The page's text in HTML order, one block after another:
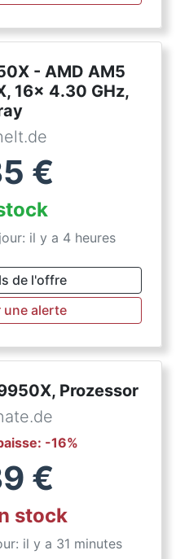
- AMD AM5
16x 4.30 GHz,
€
il y a 4 heures
de l'offre
une alerte
Prozessor
: -16%
€
stock
il y a 31 minutes